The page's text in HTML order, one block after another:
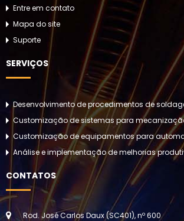
Entre em contato
Mapa do site
Suporte
SERVIÇOS
Desenvolvimento de procedimentos de
Customização de sistemas para
Customização de equipamentos para
Análise e implementação de melhorias
CONTATOS
Rod. José Carlos Daux (SC401), nº 600